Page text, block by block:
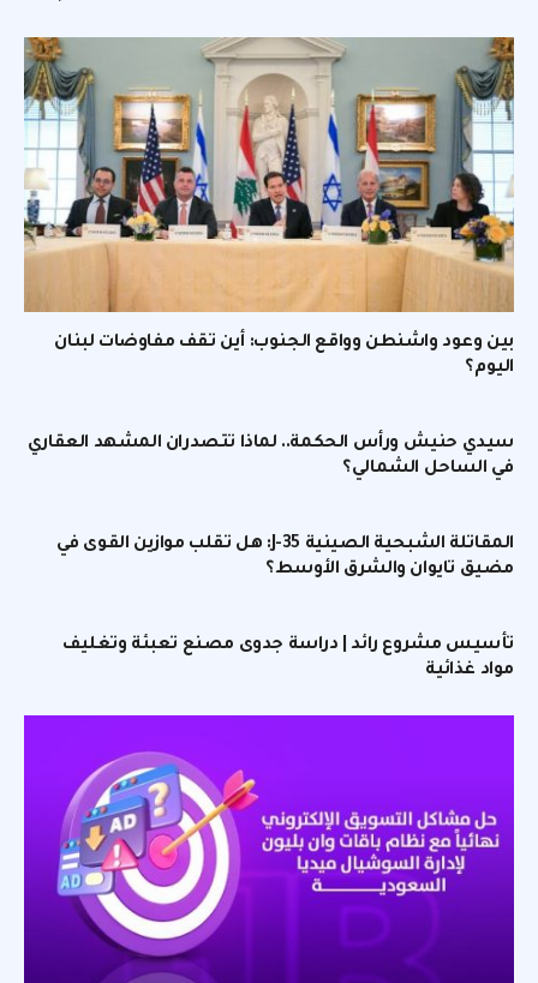
بين وعود واشنطن وواقع الجنوب: أين تقف مفاوضات لبنان
اليوم؟
سيدي حنيش ورأس الحكمة.. لماذا تتصدران المشهد العقاري
في الساحل الشمالي؟
المقاتلة الشبحية الصينية J-35: هل تقلب موازين القوى في
مضيق تايوان والشرق الأوسط؟
تأسيس مشروع رائد | دراسة جدوى مصنع تعبئة وتغليف
مواد غذائية